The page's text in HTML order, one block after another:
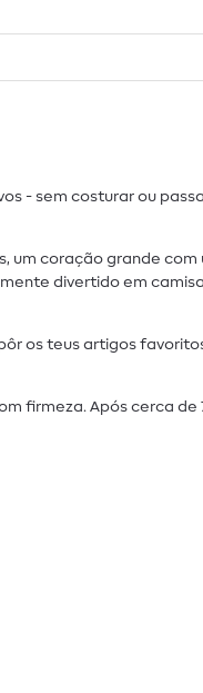
- sem costurar ou
um coração grande com
divertido em
os teus artigos
firmeza. Após cerca de